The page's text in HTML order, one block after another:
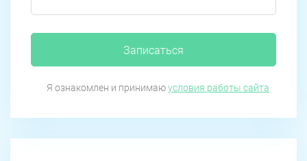
Записаться
Я ознакомлен и принимаюусловия работы сайта